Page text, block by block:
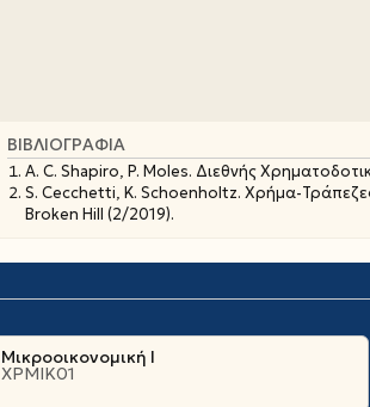
ΒΙΒΛΙΟΓΡΑΦΊΑ
A. C. Shapiro, P. Moles. Διεθνής
S. Cecchetti, K. Schoenholtz. Χρήμα-
Broken Hill (2/2019).
Μικροοικονομική Ι
ΧΡΜΙΚ01